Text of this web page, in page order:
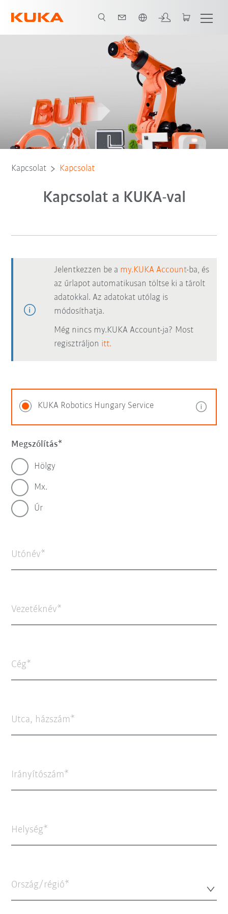
Kapcsolat Kapcsolat
Kapcsolat a KUKA-val
Jelentkezzen be a my.KUKA Account-ba, és
az űrlapot automatikusan töltse ki a tárolt
adatokkal. Az adatokat utólag is
módosíthatja.
Még nincs my.KUKA Account-ja? Most
regisztráljon itt.
KUKA Robotics Hungary Service
Megszólítás
Hölgy
Mx.
Úr
Utónév
Vezetéknév
Cég
Utca, házszám
Irányítószám
Helység
Ország/régió*